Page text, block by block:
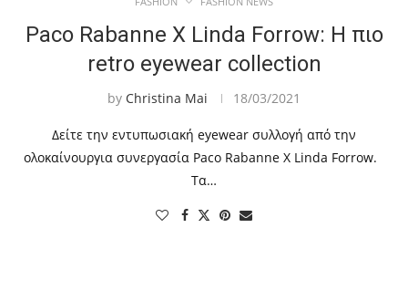
Paco Rabanne X Linda Forrow: Η πιο
retro eyewear collection
by Christina Mai 18/03/2021
Δείτε την εντυπωσιακή eyewear συλλογή από την
ολοκαίνουργια συνεργασία Paco Rabanne X Linda Forrow.
Τα…